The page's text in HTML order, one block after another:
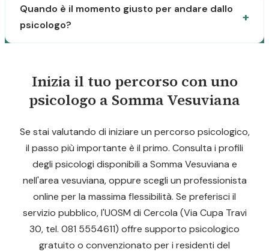
Quando è il momento giusto per andare dallo
psicologo?
Inizia il tuo percorso con uno
psicologo a Somma Vesuviana
Se stai valutando di iniziare un percorso psicologico,
il passo più importante è il primo. Consulta i profili
degli psicologi disponibili a Somma Vesuviana e
nell'area vesuviana, oppure scegli un professionista
online per la massima flessibilità. Se preferisci il
servizio pubblico, l'UOSM di Cercola (Via Cupa Travi
30, tel. 081 5554611) offre supporto psicologico
gratuito o convenzionato per i residenti del